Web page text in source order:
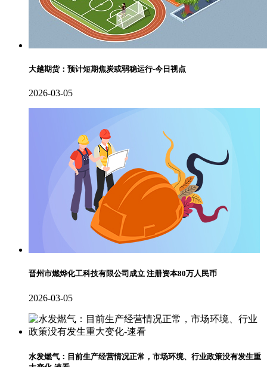
大越期货：预计短期焦炭或弱稳运行-今日视点
2026-03-05
晋州市燃烨化工科技有限公司成立 注册资本80万人民币
2026-03-05
水发燃气：目前生产经营情况正常，市场环境、行业政策没有发生重